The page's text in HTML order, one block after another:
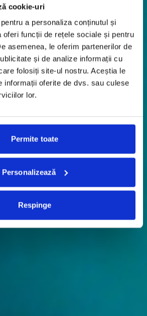
cookie-uri
a personaliza conținutul și
oferi funcții de rețele sociale și pentru
asemenea, le oferim partenerilor de
și de analize informații cu
folosiți site-ul nostru. Aceștia le
informații oferite de dvs. sau culese
lor.
Permite toate
Personalizează
Respinge